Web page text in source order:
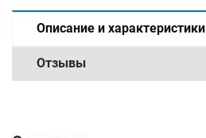
Описание и характеристики
Отзывы